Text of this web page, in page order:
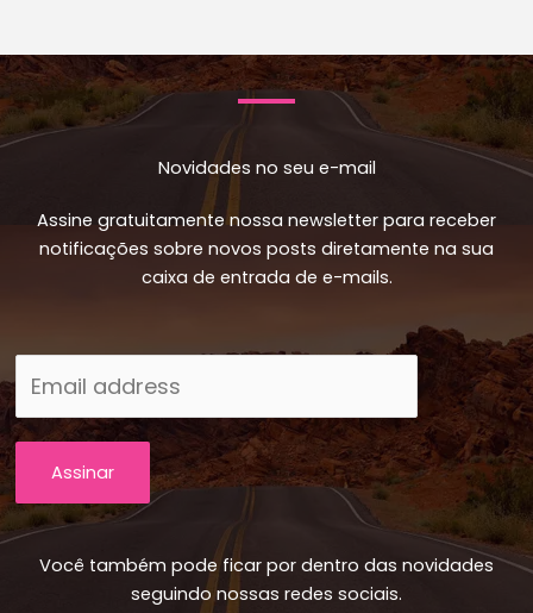
Novidades no seu e-mail
Assine gratuitamente nossa newsletter para receber
notificações sobre novos posts diretamente na sua
caixa de entrada de e-mails.
Assinar
Você também pode ficar por dentro das novidades
seguindo nossas redes sociais.